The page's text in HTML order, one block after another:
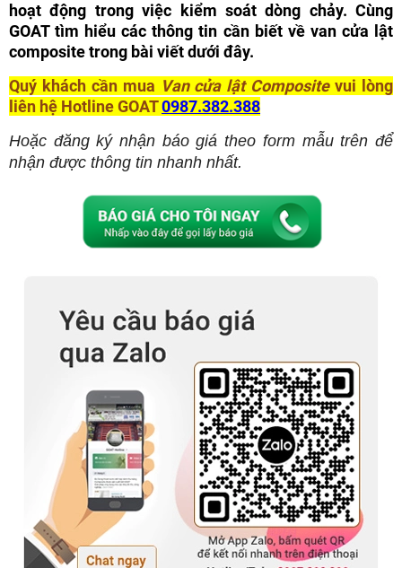
hoạt động trong việc kiểm soát dòng chảy. Cùng
GOAT tìm hiểu các thông tin cần biết về van cửa lật
composite trong bài viết dưới đây.
Quý khách cần mua Van cửa lật Compositevui lòng
liên hệ Hotline GOAT0987.382.388
Hoặc đăng ký nhận báo giá theo form mẫu trên để
nhận được thông tin nhanh nhất.